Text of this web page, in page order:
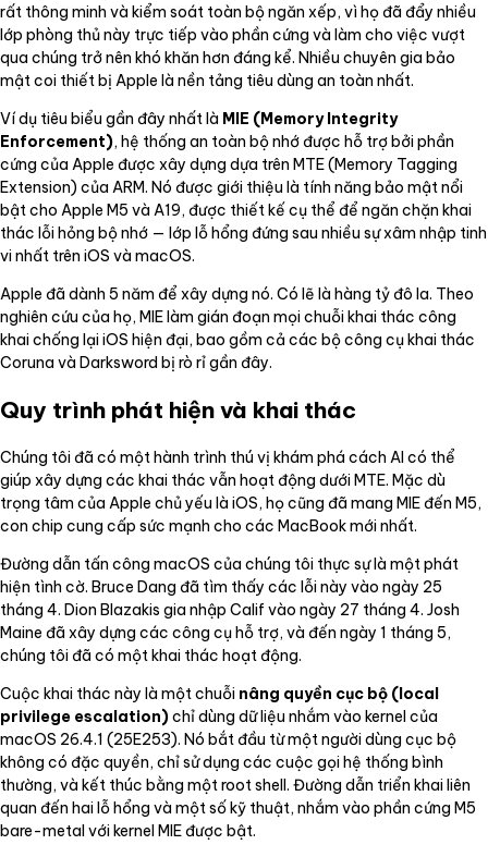
rất thông minh và kiểm soát toàn bộ ngăn xếp, vì họ đã đẩy nhiều
lớp phòng thủ này trực tiếp vào phần cứng và làm cho việc vượt
qua chúng trở nên khó khăn hơn đáng kể. Nhiều chuyên gia bảo
mật coi thiết bị Apple là nền tảng tiêu dùng an toàn nhất.
Ví dụ tiêu biểu gần đây nhất là MIE (Memory Integrity
Enforcement), hệ thống an toàn bộ nhớ được hỗ trợ bởi phần
cứng của Apple được xây dựng dựa trên MTE (Memory Tagging
Extension) của ARM. Nó được giới thiệu là tính năng bảo mật nổi
bật cho Apple M5 và A19, được thiết kế cụ thể để ngăn chặn khai
thác lỗi hỏng bộ nhớ — lớp lỗ hổng đứng sau nhiều sự xâm nhập tinh
vi nhất trên iOS và macOS.
Apple đã dành 5 năm để xây dựng nó. Có lẽ là hàng tỷ đô la. Theo
nghiên cứu của họ, MIE làm gián đoạn mọi chuỗi khai thác công
khai chống lại iOS hiện đại, bao gồm cả các bộ công cụ khai thác
Coruna và Darksword bị rò rỉ gần đây.
Quy trình phát hiện và khai thác
Chúng tôi đã có một hành trình thú vị khám phá cách AI có thể
giúp xây dựng các khai thác vẫn hoạt động dưới MTE. Mặc dù
trọng tâm của Apple chủ yếu là iOS, họ cũng đã mang MIE đến M5,
con chip cung cấp sức mạnh cho các MacBook mới nhất.
Đường dẫn tấn công macOS của chúng tôi thực sự là một phát
hiện tình cờ. Bruce Dang đã tìm thấy các lỗi này vào ngày 25
tháng 4. Dion Blazakis gia nhập Calif vào ngày 27 tháng 4. Josh
Maine đã xây dựng các công cụ hỗ trợ, và đến ngày 1 tháng 5,
chúng tôi đã có một khai thác hoạt động.
Cuộc khai thác này là một chuỗi nâng quyền cục bộ (local
privilege escalation)chỉ dùng dữ liệu nhắm vào kernel của
macOS 26.4.1 (25E253). Nó bắt đầu từ một người dùng cục bộ
không có đặc quyền, chỉ sử dụng các cuộc gọi hệ thống bình
thường, và kết thúc bằng một root shell. Đường dẫn triển khai liên
quan đến hai lỗ hổng và một số kỹ thuật, nhắm vào phần cứng M5
bare-metal với kernel MIE được bật.